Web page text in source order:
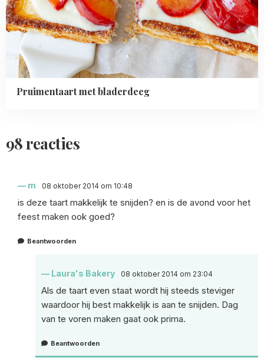
Pruimentaart met bladerdeeg
98 reacties
m 08 oktober 2014 om 10:48
is deze taart makkelijk te snijden? en is de avond voor het
feest maken ook goed?
Beantwoorden
Laura's Bakery 08 oktober 2014 om 23:04
Als de taart even staat wordt hij steeds steviger
waardoor hij best makkelijk is aan te snijden. Dag
van te voren maken gaat ook prima.
Beantwoorden